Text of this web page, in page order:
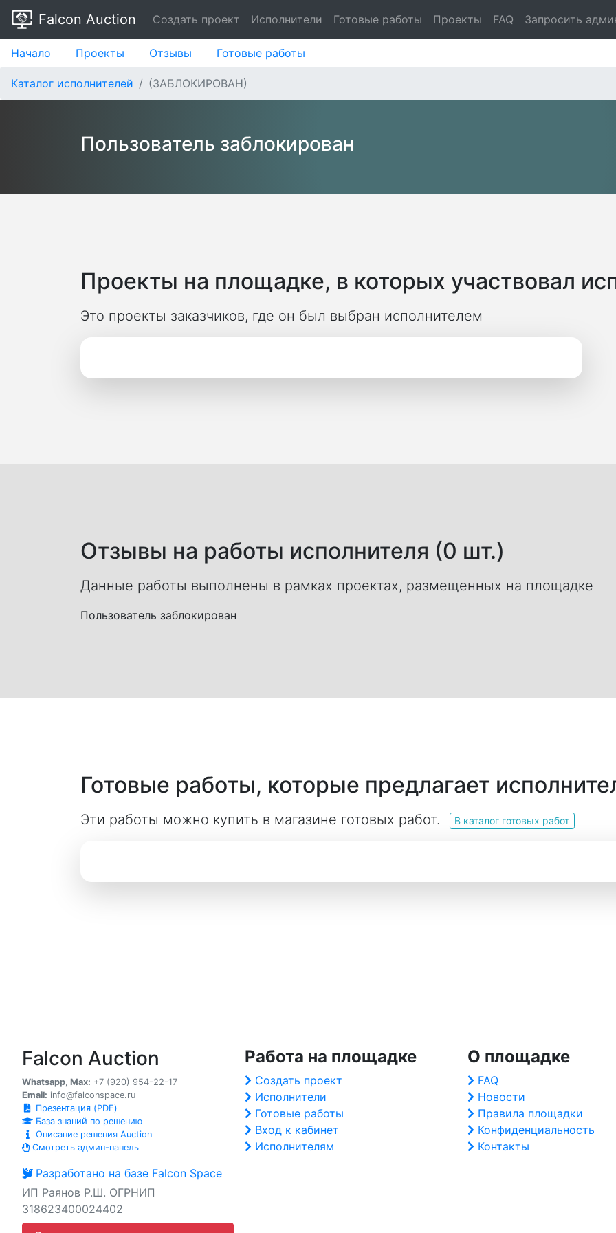
Falcon Auction Создать проект Исполнители Готовые работы Проекты FAQ Запросить
Начало Проекты Отзывы Готовые работы
Каталог исполнителей (ЗАБЛОКИРОВАН)
Пользователь заблокирован
Проекты на площадке, в которых участвовал
Это проекты заказчиков, где он был выбран исполнителем
Отзывы на работы исполнителя (0 шт.)
Данные работы выполнены в рамках проектах, размещенных на площадке
Пользователь заблокирован
Готовые работы, которые предлагает
Эти работы можно купить в магазине готовых работ. В каталог готовых работ
Falcon Auction
Whatsapp, Max: +7 (920) 954-22-17
Email: info@falconspace.ru
Презентация (PDF)
База знаний по решению
Описание решения Auction
Смотреть админ-панель
Разработано на базе Falcon Space
ИП Раянов Р.Ш. ОГРНИП
318623400024402
Работа на площадке
Создать проект
Исполнители
Готовые работы
Вход к кабинет
Исполнителям
О площадке
FAQ
Новости
Правила площадки
Конфиденциальность
Контакты